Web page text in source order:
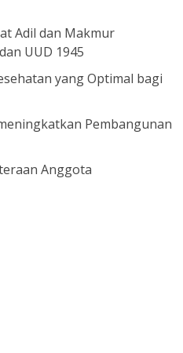
Adil dan Makmur
UUD 1945
yang Optimal bagi
Pembangunan
Anggota